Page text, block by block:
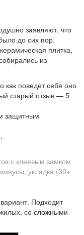
заявляют, что
до сих пор.
плитка,
из
как поведет себя оно
старый отзыв — 5
защитным
с клеевым замком
Подходит
со сложными